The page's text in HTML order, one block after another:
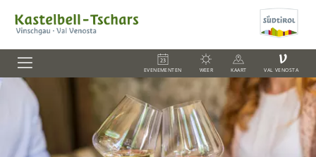
EVENEMENTEN WEER KAART
V
VAL VENOSTA